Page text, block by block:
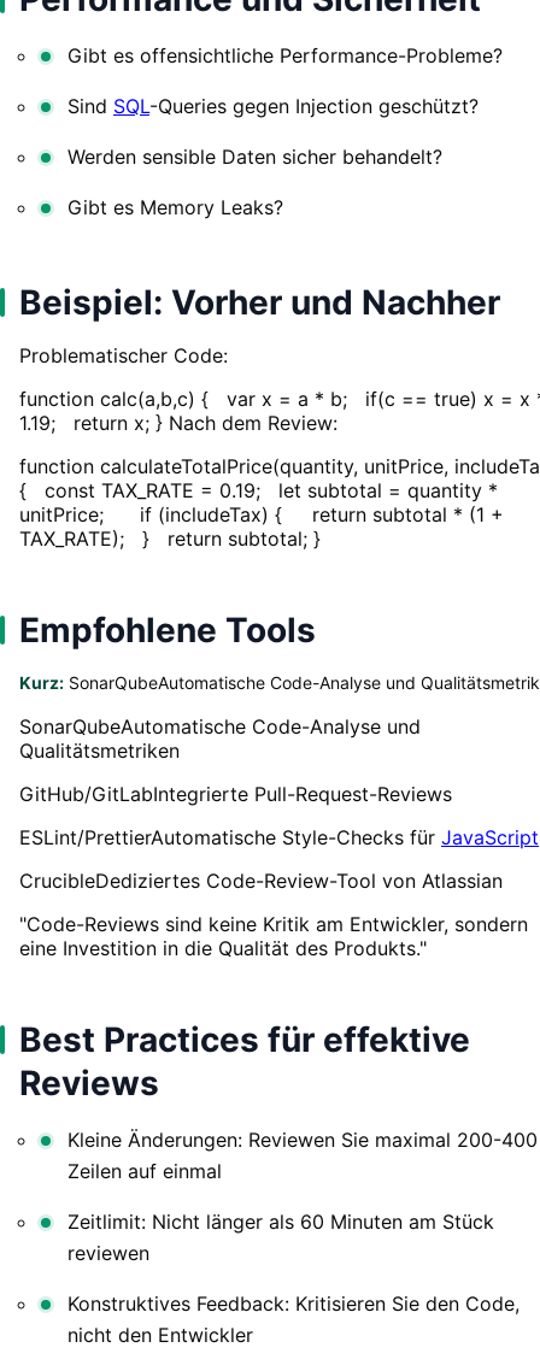
Gibt es offensichtliche Performance-Probleme?
Sind SQL-Queries gegen Injection geschützt?
Werden sensible Daten sicher behandelt?
Gibt es Memory Leaks?
Beispiel: Vorher und Nachher
Problematischer Code:
function calc(a,b,c) { var x = a * b; if(c == true) x = x
1.19; return x; } Nach dem Review:
function calculateTotalPrice(quantity, unitPrice,
{ const TAX_RATE = 0.19; let subtotal = quantity *
unitPrice; if (includeTax) { return subtotal * (1 +
TAX_RATE); } return subtotal; }
Empfohlene Tools
Kurz: SonarQubeAutomatische Code-Analyse und
SonarQubeAutomatische Code-Analyse und
Qualitätsmetriken
GitHub/GitLabIntegrierte Pull-Request-Reviews
ESLint/PrettierAutomatische Style-Checks für JavaScript
CrucibleDediziertes Code-Review-Tool von Atlassian
"Code-Reviews sind keine Kritik am Entwickler, sondern
eine Investition in die Qualität des Produkts."
Best Practices für effektive
Reviews
Kleine Änderungen: Reviewen Sie maximal 200-400
Zeilen auf einmal
Zeitlimit: Nicht länger als 60 Minuten am Stück
reviewen
Konstruktives Feedback: Kritisieren Sie den Code,
nicht den Entwickler